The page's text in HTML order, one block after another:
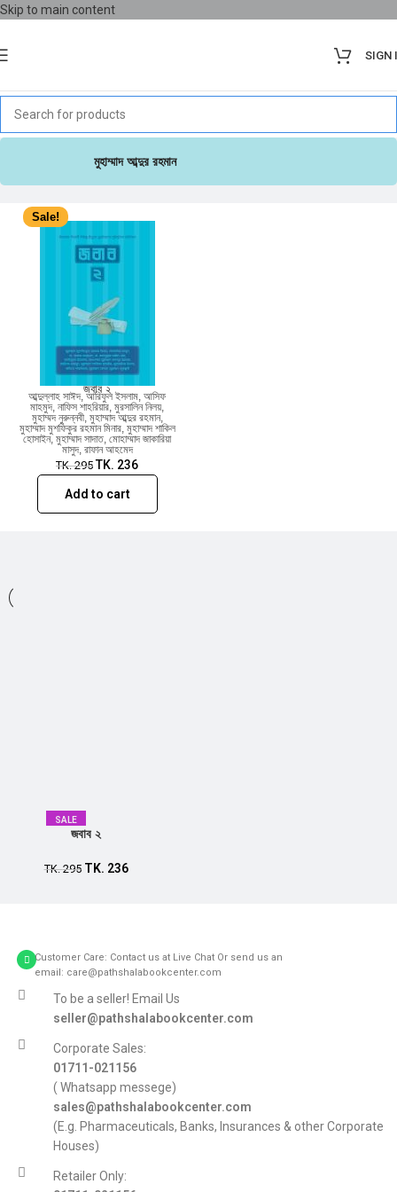
Skip to main content
SIGN
মুহাম্মাদ আব্দুর রহমান
Sale!
জবাব ২
আব্দুল্লাহ সাঈদ, আরিফুল ইসলাম, আসিফ
মাহমুদ, নাফিস শাহরিয়ার, মুরসালিন নিলয়,
মুহাম্মদ নুরুন্নবী, মুহাম্মাদ আব্দুর রহমান,
মুহাম্মাদ মুশফিকুর রহমান মিনার, মুহাম্মাদ শাকিল
হোসাইন, মুহাম্মাদ সাদাত, মোহাম্মাদ জাকারিয়া
মাসুদ, রাফান আহমেদ
TK.295 TK. 236
Add to cart
SALE
Add to cart
জবাব ২
TK.295 TK. 236
Customer Care: Contact us at Live Chat Or send us an
email: care@pathshalabookcenter.com
To be a seller! Email Us
seller@pathshalabookcenter.com
Corporate Sales:
01711-021156
( Whatsapp messege)
sales@pathshalabookcenter.com
(E.g. Pharmaceuticals, Banks, Insurances & other Corporate
Houses)
Retailer Only: